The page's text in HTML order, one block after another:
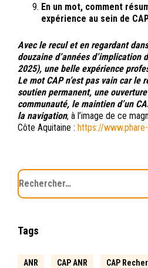
En un mot, comment
expérience au sein de
Avec le recul et en regardant
douzaine d’années d’implication
2025), une belle expérience
Le mot CAP n’est pas vain car le
soutien permanent, une
communauté, le maintien d’un
la navigation, à l’image de ce
Côte Aquitaine : https://
Tags
ANR CAP ANR CAP